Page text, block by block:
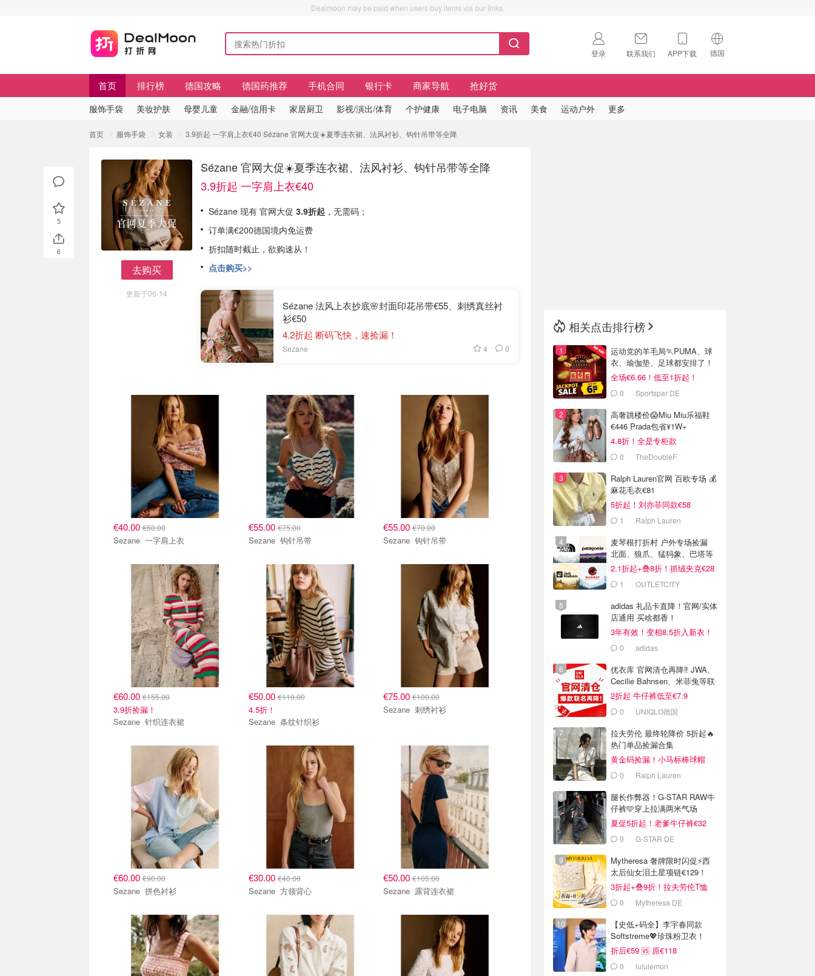
Dealmoon may be paid when users buy items via our links.
登录 联系我们 APP下载 德国
🇺🇸
首页 排行榜 德国攻略 德国药推荐 手机合同 银行卡 商家导航 抢好货
服饰手袋 美妆护肤 母婴儿童 金融/信用卡 家居厨卫 影视/演出/体育 个护健康 电子电脑 资讯 美食 运动户外 更多
首页 服饰手袋 女装 3.9折起 一字肩上衣€40 Sézane 官网大促☀️夏季连衣裙、法风衬衫、钩针吊带等全降
去购买
更新于06-14
Sézane 官网大促☀️夏季连衣裙、法风衬衫、钩针吊带等全降
3.9折起 一字肩上衣€40
Sézane 现有 官网大促 3.9折起 ，无需码；
订单满€200德国境内免运费
折扣随时截止，欲购速从！
点击购买>>
Sézane 法风上衣抄底🌸封面印花吊带€55、刺绣真丝衬
衫€50
4.2折起 断码飞快，速捡漏！
Sezane 4 0
€40.00 €60.00
Sezane 一字肩上衣
€55.00€75.00
Sezane 钩针吊带
€55.00 €70.00
Sezane 钩针吊带
€60.00 €155.00
3.9折捡漏！
Sezane 针织连衣裙
€50.00€110.00
4.5折！
Sezane 条纹针织衫
€75.00 €100.00
Sezane 刺绣衬衫
€60.00 €90.00
Sezane 拼色衬衫
€30.00€40.00
Sezane 方领背心
€50.00 €105.00
Sezane 露背连衣裙
5
6
相关点击排行榜
运动党的羊毛局🏃PUMA、球
衣、瑜伽垫、足球都安排了！
全场€6.66！低至1折起！
0 Sportspar DE
高奢跳楼价😱Miu Miu乐福鞋
€446 Prada包省¥1W+
4.8折！全是专柜款
0 TheDoubleF
Ralph Lauren官网 百欧专场 💰
麻花毛衣€81
5折起！刘亦菲同款€58
1 Ralph Lauren
麦琴根打折村 户外专场捡漏
北面、狼爪、猛犸象、巴塔等
2.1折起+叠8折！抓绒夹克€28
1
OUTLETCITY
adidas 礼品卡直降！官网/实体
店通用 买啥都香！
3年有效！变相8.5折入新衣！
0 adidas
优衣库 官网清仓再降‼️ JWA、
Cecilie Bahnsen、米菲兔等联
名
2折起 牛仔裤低至€7.9
0 UNIQLO德国
拉夫劳伦 最终轮降价 5折起🔥
热门单品捡漏合集
黄金码捡漏！小马标棒球帽
€280 Ralph Lauren
腿长作弊器！G-STAR RAW牛
仔裤🩵穿上拉满两米气场
夏促5折起！老爹牛仔裤€32
0 G-STAR DE
Mytheresa 奢牌限时闪促⚡️西
太后仙女泪土星项链€129！
3折起+叠9折！拉夫劳伦T恤
€64！
0 Mytheresa DE
【史低+码全】李宇春同款
Softstreme💖珍珠粉卫衣！
折后€59 🆚 原€118
0 lululemon